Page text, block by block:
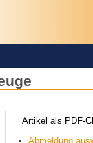
­­­­­­Artikel ­a­ls P­DF-
Abmeldung